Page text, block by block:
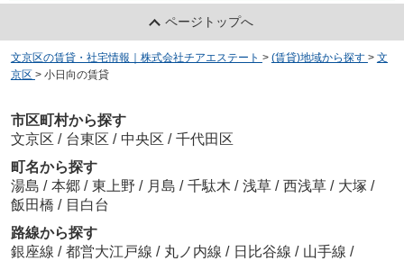
ページトップへ
文京区の賃貸・社宅情報｜株式会社チアエステート > (賃貸)地域から探す > 文
京区 > 小日向の賃貸
市区町村から探す
文京区 / 台東区 / 中央区 / 千代田区
町名から探す
湯島 / 本郷 / 東上野 / 月島 / 千駄木 / 浅草 / 西浅草 / 大塚 /
飯田橋 / 目白台
路線から探す
銀座線 / 都営大江戸線 / 丸ノ内線 / 日比谷線 / 山手線 /